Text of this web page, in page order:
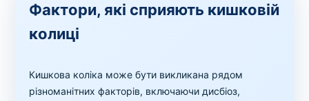
Фактори, які сприяють кишковій
колиці
Кишкова коліка може бути викликана рядом
різноманітних факторів, включаючи дисбіоз,